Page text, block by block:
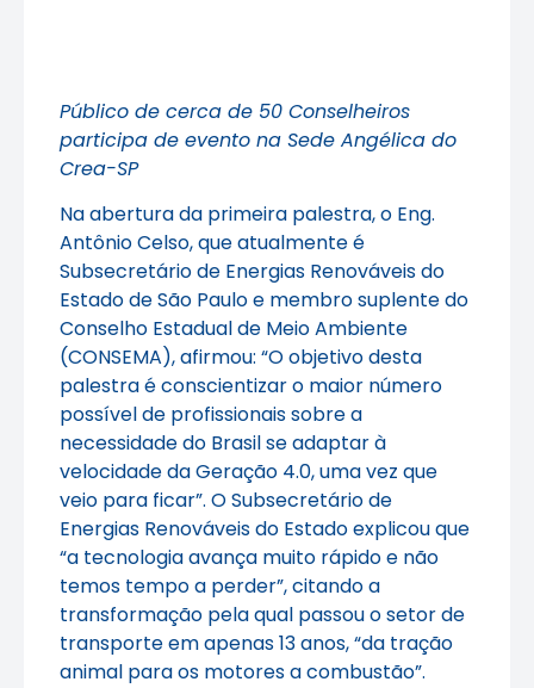
Público de cerca de 50 Conselheiros
participa de evento na Sede Angélica do
Crea-SP
Na abertura da primeira palestra, o Eng.
Antônio Celso, que atualmente é
Subsecretário de Energias Renováveis do
Estado de São Paulo e membro suplente do
Conselho Estadual de Meio Ambiente
(CONSEMA), afirmou: “O objetivo desta
palestra é conscientizar o maior número
possível de profissionais sobre a
necessidade do Brasil se adaptar à
velocidade da Geração 4.0, uma vez que
veio para ficar”. O Subsecretário de
Energias Renováveis do Estado explicou que
“a tecnologia avança muito rápido e não
temos tempo a perder”, citando a
transformação pela qual passou o setor de
transporte em apenas 13 anos, “da tração
animal para os motores a combustão”.